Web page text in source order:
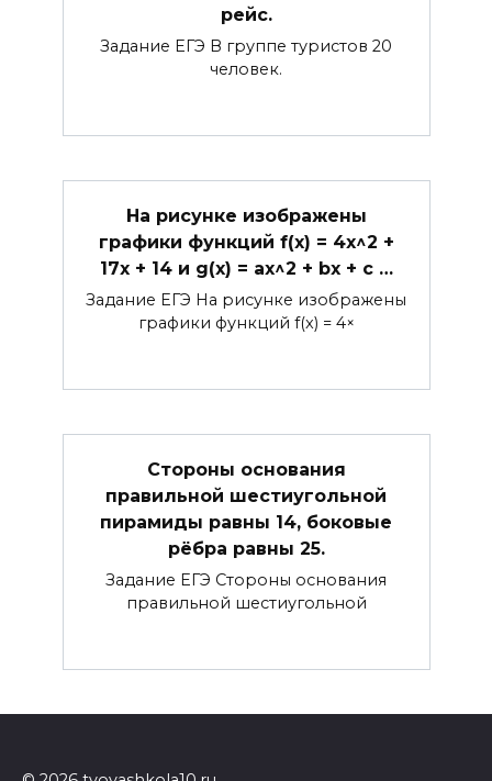
рейс.
Задание ЕГЭ В группе туристов 20
человек.
На рисунке изображены
графики функций f(x) = 4x^2 +
17x + 14 и g(x) = ax^2 + bx + c …
Задание ЕГЭ На рисунке изображены
графики функций f(x) = 4×
Стороны основания
правильной шестиугольной
пирамиды равны 14, боковые
рёбра равны 25.
Задание ЕГЭ Стороны основания
правильной шестиугольной